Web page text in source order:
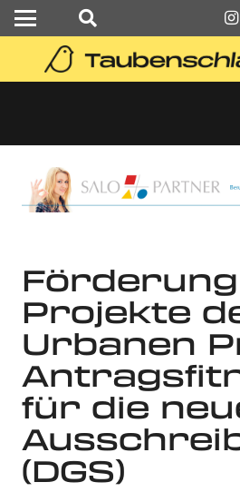
Projekte
Urbanen
für die
(DGS)